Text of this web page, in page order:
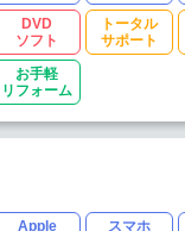
DVD
ソフト
トータル
サポート
お手軽
リフォーム
Apple
スマホ